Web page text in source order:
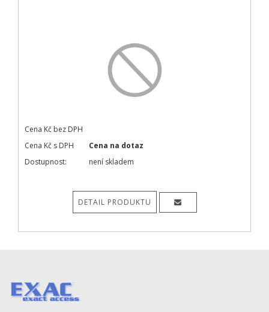
Cena Kč bez DPH
Cena Kč s DPH
Cena na dotaz
Dostupnost:
není skladem
DETAIL PRODUKTU